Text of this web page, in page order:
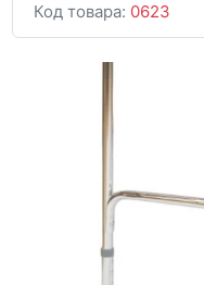
Код товара: 0623